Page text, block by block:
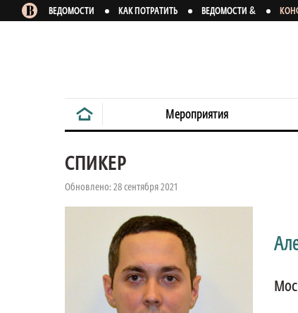
ВЕДОМОСТИ КАК ПОТРАТИТЬ ВЕДОМОСТИ &
Мероприятия
СПИКЕР
Обновлено: 28 сентября 2021